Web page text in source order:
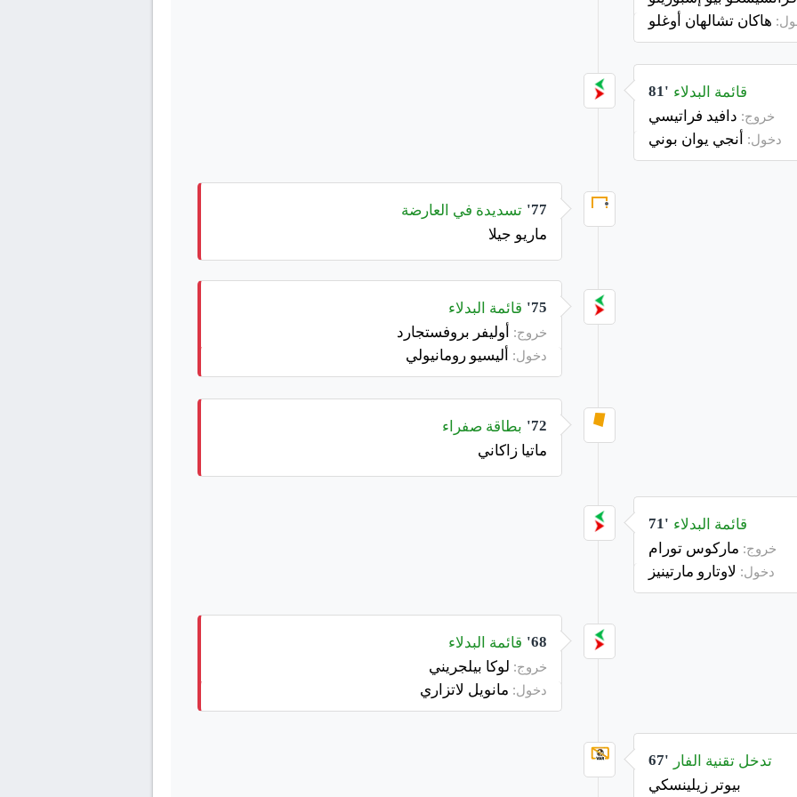
هاكان تشالهان أوغلو
81' قائمة البدلاء
خروج: دافيد فراتيسي
دخول: أنجي يوان بوني
77' تسديدة في العارضة
ماريو جيلا
75' قائمة البدلاء
خروج: أوليفر بروفستجارد
دخول: أليسيو رومانيولي
72'
بطاقة صفراء
ماتيا زاكاني
71' قائمة البدلاء
خروج: ماركوس تورام
دخول: لاوتارو مارتينيز
68' قائمة البدلاء
خروج: لوكا بيلجريني
دخول: مانويل لاتزاري
67' تدخل تقنية الفار
بيوتر زيلينسكي